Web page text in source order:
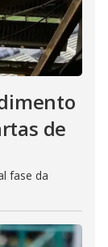
de
fase da